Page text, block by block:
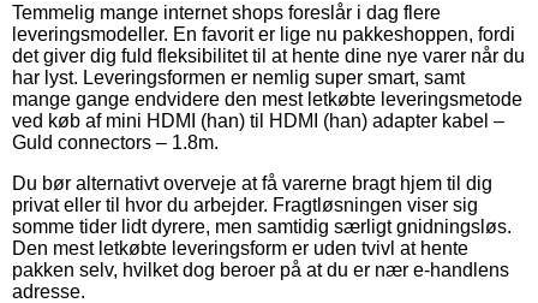
Temmelig mange internet shops foreslår i dag flere
leveringsmodeller. En favorit er lige nu pakkeshoppen, fordi
det giver dig fuld fleksibilitet til at hente dine nye varer når du
har lyst. Leveringsformen er nemlig super smart, samt
mange gange endvidere den mest letkøbte leveringsmetode
ved køb af mini HDMI (han) til HDMI (han) adapter kabel –
Guld connectors – 1.8m.
Du bør alternativt overveje at få varerne bragt hjem til dig
privat eller til hvor du arbejder. Fragtløsningen viser sig
somme tider lidt dyrere, men samtidig særligt gnidningsløs.
Den mest letkøbte leveringsform er uden tvivl at hente
pakken selv, hvilket dog beroer på at du er nær e-handlens
adresse.